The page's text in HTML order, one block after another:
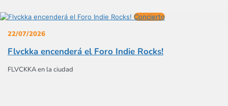
Concierto
22/07/2026
Flvckka encenderá el Foro Indie Rocks!
FLVCKKA en la ciudad